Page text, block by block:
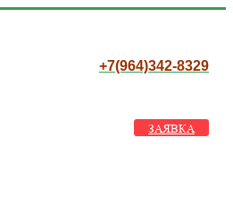
+7(964)342-8329
ЗАЯВКА